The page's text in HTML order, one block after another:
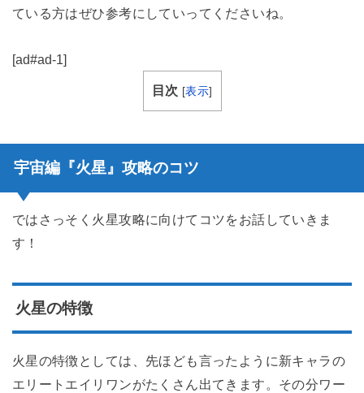
ている方はぜひ参考にしていってくださいね。
[ad#ad-1]
目次 [表示]
宇宙編『火星』攻略のコツ
ではさっそく火星攻略に向けてコツをお話していきま
す！
火星の特徴
火星の特徴としては、先ほども言ったように新キャラの
エリートエイリワンがたくさん出てきます。その分ワー